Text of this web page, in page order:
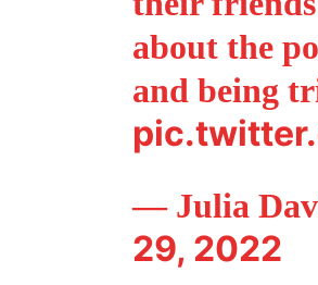
about the
and being
— Julia
29, 2022